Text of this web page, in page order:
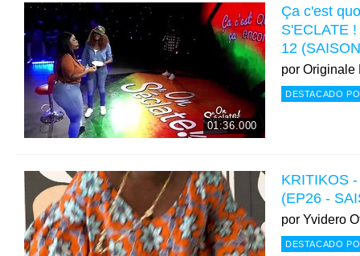
01:36.000
Ça c'est
S'ECLATE
12
por Originale
DESTACADO
KRITIKOS
(EP26 -
por Yvidero
DESTACADO